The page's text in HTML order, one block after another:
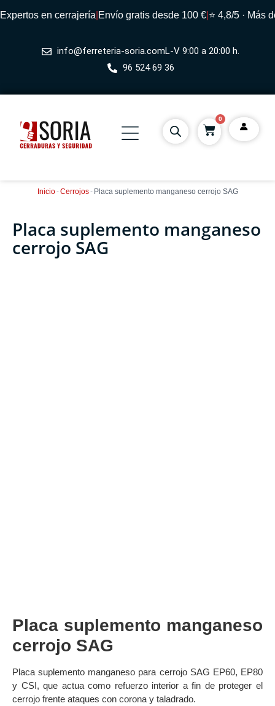
en cerrajería|Envío gratis desde 100 € |⭐ 4,8/5 · Más
info@ferreteria-soria.comL-V 9:00 a 20:00 h.
96 524 69 36
0
Inicio-Cerrojos- Placa suplemento manganeso cerrojo SAG
Placa suplemento manganeso
cerrojo SAG
Placa suplemento manganeso
cerrojo SAG
Placa suplemento manganeso para cerrojo SAG EP60, EP80
y CSI, que actua como refuerzo interior a fin de proteger el
cerrojo frente ataques con corona y taladrado.